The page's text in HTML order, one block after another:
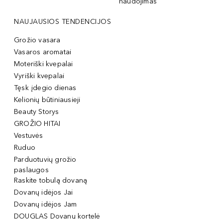
NAUJAUSIOS TENDENCIJOS
Grožio vasara
Vasaros aromatai
Moteriški kvepalai
Vyriški kvepalai
Tęsk įdegio dienas
Kelionių būtiniausieji
Beauty Storys
GROŽIO HITAI
Vestuvės
Ruduo
Parduotuvių grožio
paslaugos
Raskite tobulą dovaną
Dovanų idėjos Jai
Dovanų idėjos Jam
DOUGLAS Dovanų kortelė